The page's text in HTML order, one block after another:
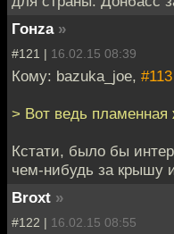
Гонzа »
#121 | 16.02.15 08:39
Кому: bazuka_joe, #113
> Вот ведь пламенная
Кстати, было бы
чем-нибудь за крышу
Broxt »
#122 | 16.02.15 08:55